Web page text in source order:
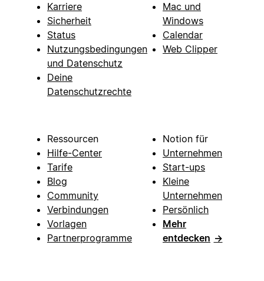
Karriere
Sicherheit
Status
Nutzungsbedingungen
und Datenschutz
Deine
Datenschutzrechte
Mac und
Windows
Calendar
Web Clipper
Ressourcen
Hilfe-Center
Tarife
Blog
Community
Verbindungen
Vorlagen
Partnerprogramme
Notion für
Unternehmen
Start-ups
Kleine
Unternehmen
Persönlich
Mehr
entdecken →